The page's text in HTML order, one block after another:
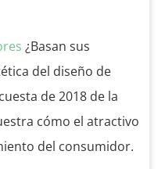
¿Basan sus
del diseño de
de 2018 de la
cómo el atractivo
del consumidor.